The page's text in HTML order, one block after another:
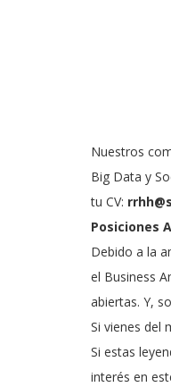
Nuestros
Big Data y
tu CV:
Posiciones
Debido a la
el Business
abiertas. Y,
Si vienes del
Si estas
interés en